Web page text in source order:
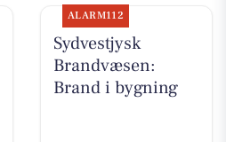
ALARM112
Sydvestjysk
Brandvæsen:
Brand i bygning